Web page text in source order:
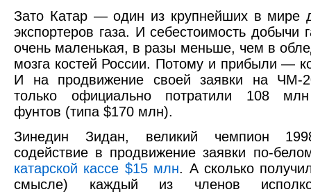
Зато Катар — один из крупнейших в мире
экспортеров газа. И себестоимость добычи
очень маленькая, в разы меньше, чем в
мозга костей России. Потому и прибыли —
И на продвижение своей заявки на ЧМ-
только официально потратили 108 млн
фунтов (типа $170 млн).
Зинедин Зидан, великий чемпион
содействие в продвижение заявки по-
катарской кассе $15 млн. А сколько
смысле) каждый из членов